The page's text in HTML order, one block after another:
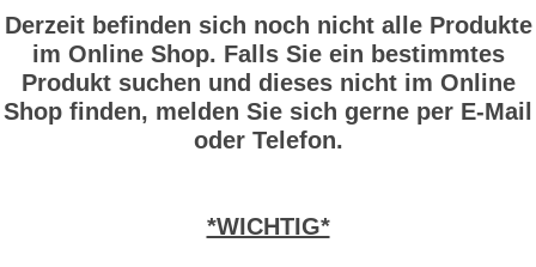
Derzeit befinden sich noch nicht alle Produkte
im Online Shop. Falls Sie ein bestimmtes
Produkt suchen und dieses nicht im Online
Shop finden, melden Sie sich gerne per E-Mail
oder Telefon.
*WICHTIG*